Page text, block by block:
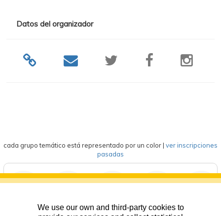
Datos del organizador
cada grupo temático está representado por un color| ver inscripciones
pasadas
We use our own and third-party cookies to